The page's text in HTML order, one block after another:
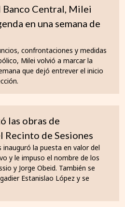
Central, Milei
en una semana de
confrontaciones y medidas
Milei volvió a marcar la
que dejó entrever el inicio
las obras de
Recinto de Sesiones
inauguró la puesta en valor del
y le impuso el nombre de los
y Jorge Obeid. También se
Estanislao López y se